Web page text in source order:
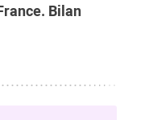
Bilan